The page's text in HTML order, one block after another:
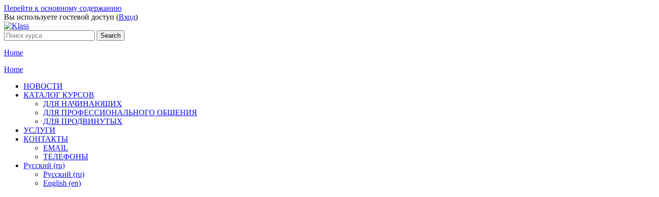
Перейти к основному содержанию
Вы используете гостевой доступ (Вход)
Home
Home
НОВОСТИ
КАТАЛОГ КУРСОВ
ДЛЯ НАЧИНАЮЩИХ
ДЛЯ ПРОФЕССИОНАЛЬНОГО ОБЩЕНИЯ
ДЛЯ ПРОДВИНУТЫХ
УСЛУГИ
КОНТАКТЫ
EMAIL
ТЕЛЕФОНЫ
Русский ‎(ru)‎
Русский ‎(ru)‎
English ‎(en)‎